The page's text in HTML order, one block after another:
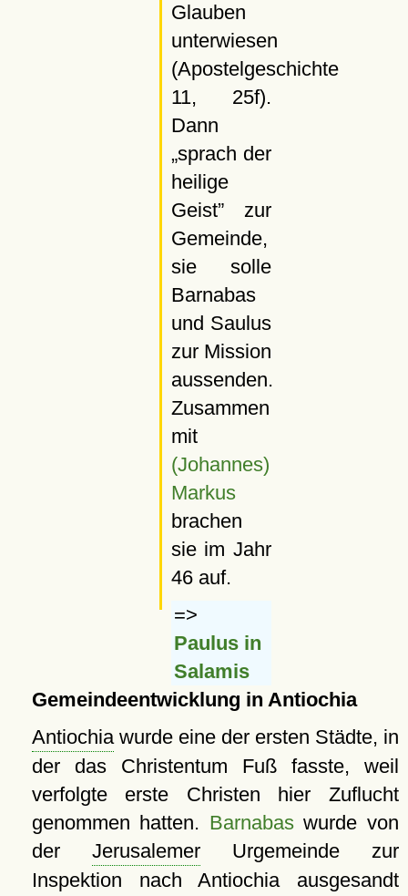
Glauben
unterwiesen
(Apostelgeschichte
11, 25f).
Dann
sprach der
heilige
Geist zur
Gemeinde,
sie solle
Barnabas
und Saulus
zur Mission
aussenden.
Zusammen
mit
(Johannes)
Markus
brachen
sie im Jahr
46 auf.
=>
Paulus in
Salamis
Gemeindeentwicklung in Antiochia
Antiochiawurde eine der ersten Städte, in
der das Christentum Fuß fasste, weil
verfolgte erste Christen hier Zuflucht
genommen hatten. Barnabaswurde von
der JerusalemerUrgemeinde zur
Inspektion nach Antiochia ausgesandt